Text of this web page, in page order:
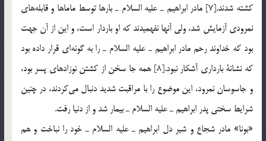
كشته شدند.[7] مادر ابراهيم ـ عليه السلام ـ بارها توسط ماماها و قابله‎هاي
نمرودي آزمايش شد، ولي آنها نفهميدند كه او باردار است، و اين از آن جهت
بود كه خداوند رحم مادر ابراهيم ـ عليه السلام ـ را به گونه‎اي قرار داده بود
كه نشانة بارداري آشكار نبود.[8] همه جا سخن از كشتن نوزادهاي پسر بود،
و جاسوسان نمرود، اين موضوع را با مراقبت شديد دنبال مي‎كردند، در چنين
شرايط سختي پدر ابراهيم ـ عليه السلام ـ بيمار شد و از دنيا رفت.
«بونا» مادر شجاع و شير دل ابراهيم ـ عليه السلام ـ خود را نباخت و هم